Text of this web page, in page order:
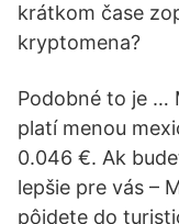
krátkom čase
kryptomena?
Podobné to je …
platí menou
0.046 €. Ak
lepšie pre vás –
pôjdete do